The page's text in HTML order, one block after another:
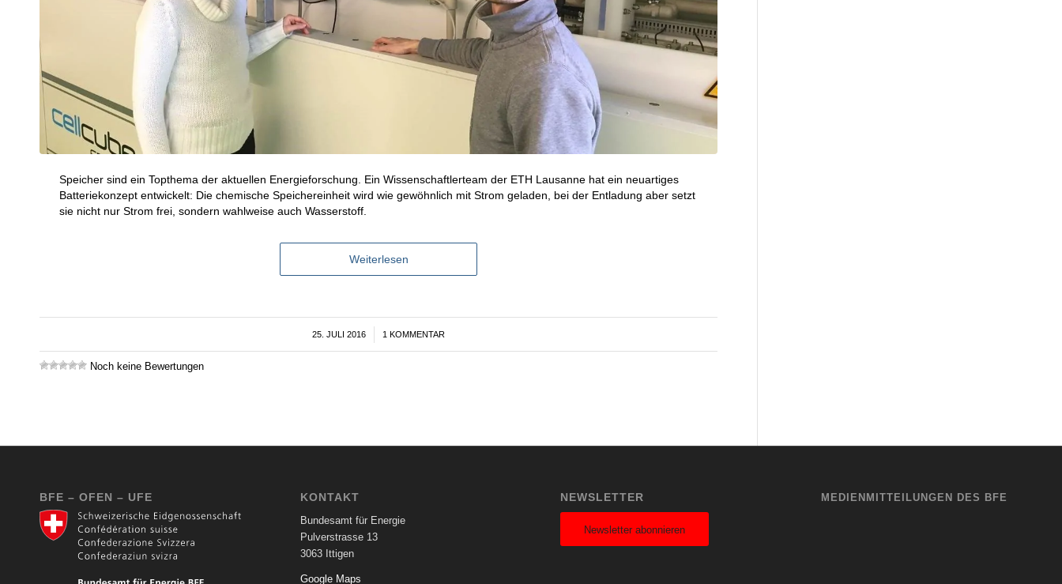
Speicher sind ein Topthema der aktuellen Energieforschung. Ein Wissenschaftlerteam der ETH Lausanne hat ein neuartiges
Batteriekonzept entwickelt: Die chemische Speichereinheit wird wie gewöhnlich mit Strom geladen, bei der Entladung aber setzt
sie nicht nur Strom frei, sondern wahlweise auch Wasserstoff.
Weiterlesen
25. JULI 2016 1 KOMMENTAR
Noch keine Bewertungen
BFE – OFEN – UFE KONTAKT
Bundesamt für Energie
Pulverstrasse 13
3063 Ittigen
Google Maps
NEWSLETTER
Newsletter abonnieren
MEDIENMITTEILUNGEN DES BFE